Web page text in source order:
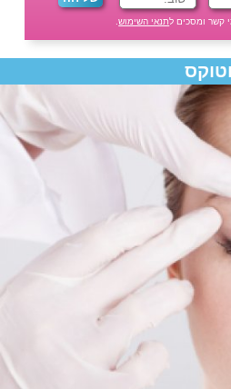
קשר ומסכים לתנאי השימוש.